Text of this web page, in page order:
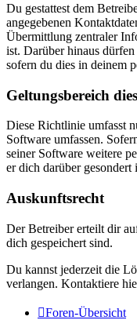
Du gestattest dem
angegebenen
Übermittlung zentraler
ist. Darüber hinaus
sofern du dies in deinem
Geltungsbereich
Diese Richtlinie umfasst
Software umfassen.
seiner Software weitere
er dich darüber gesondert
Auskunftsrecht
Der Betreiber erteilt dir
dich gespeichert sind.
Du kannst jederzeit die
verlangen. Kontaktiere
Foren-Übersicht